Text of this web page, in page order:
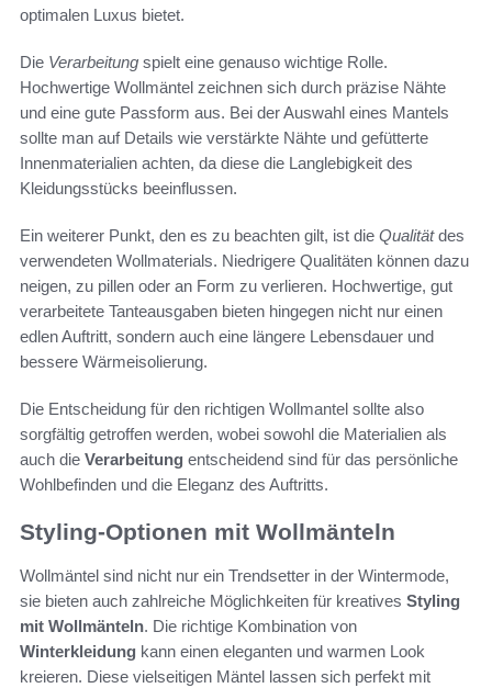
optimalen Luxus bietet.
Die Verarbeitung spielt eine genauso wichtige Rolle.
Hochwertige Wollmäntel zeichnen sich durch präzise Nähte
und eine gute Passform aus. Bei der Auswahl eines Mantels
sollte man auf Details wie verstärkte Nähte und gefütterte
Innenmaterialien achten, da diese die Langlebigkeit des
Kleidungsstücks beeinflussen.
Ein weiterer Punkt, den es zu beachten gilt, ist die Qualitätdes
verwendeten Wollmaterials. Niedrigere Qualitäten können dazu
neigen, zu pillen oder an Form zu verlieren. Hochwertige, gut
verarbeitete Tanteausgaben bieten hingegen nicht nur einen
edlen Auftritt, sondern auch eine längere Lebensdauer und
bessere Wärmeisolierung.
Die Entscheidung für den richtigen Wollmantel sollte also
sorgfältig getroffen werden, wobei sowohl die Materialien als
auch die Verarbeitung entscheidend sind für das persönliche
Wohlbefinden und die Eleganz des Auftritts.
Styling-Optionen mit Wollmänteln
Wollmäntel sind nicht nur ein Trendsetter in der Wintermode,
sie bieten auch zahlreiche Möglichkeiten für kreatives Styling
mit Wollmänteln. Die richtige Kombination von
Winterkleidung kann einen eleganten und warmen Look
kreieren. Diese vielseitigen Mäntel lassen sich perfekt mit